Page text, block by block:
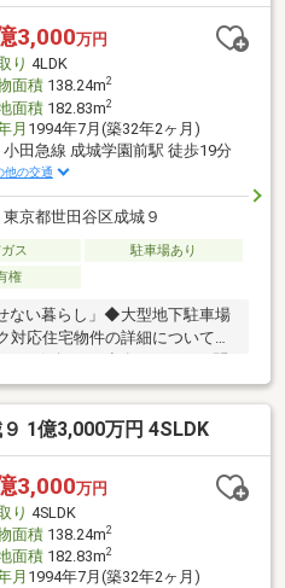
3,000万円
り 4LDK
面積138.24m2
面積182.83m2
月 1994年7月(築32年2ヶ月)
小田急線 成城学園前駅 徒歩19分
他の交通
東京都世田谷区成城９
ス
駐車場あり
権
ない暮らし」◆大型地下駐車場
応住宅物件の詳細について、
104-633】
1億3,000万円 4SLDK
3,000万円
り 4SLDK
面積138.24m2
面積182.83m2
月 1994年7月(築32年2ヶ月)